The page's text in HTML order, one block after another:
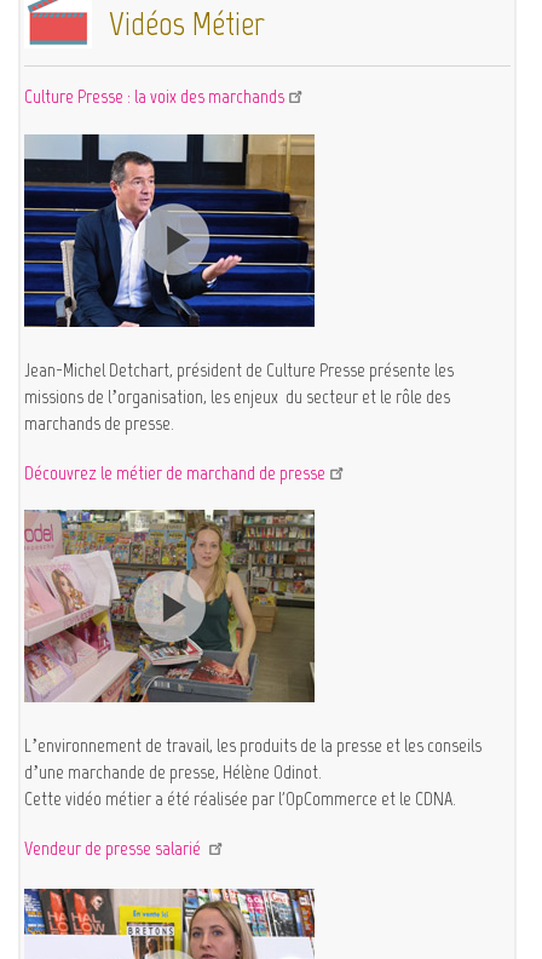
Vidéos Métier
Culture Presse : la voix des marchands
Jean-Michel Detchart, président de Culture Presse présente les
missions de l’organisation, les enjeux du secteur et le rôle des
marchands de presse.
Découvrez le métier de marchand de presse
L’environnement de travail, les produits de la presse et les conseils
d’une marchande de presse, Hélène Odinot.
Cette vidéo métier a été réalisée par l'OpCommerce et le CDNA.
Vendeur de presse salarié